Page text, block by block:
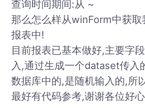
查询时间期间:从 ~
那么怎么样从winForm中获
报表中!
目前报表已基本做好,主要字
入,通过生成一个dataset传入
数据库中的,是随机输入的,所
最好有代码参考,谢谢各位好